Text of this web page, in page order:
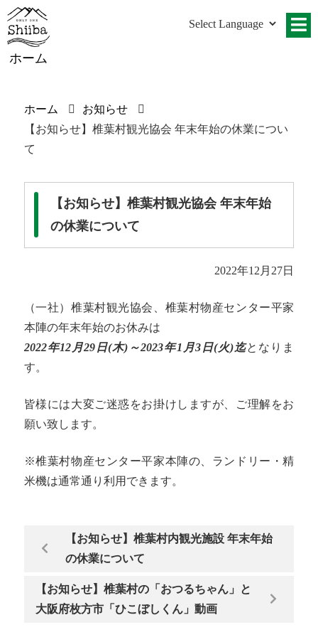
ホーム
ホーム
お知らせ
【お知らせ】椎葉村観光協会 年末年始の休業につい
て
【お知らせ】椎葉村観光協会 年末年始
の休業について
2022年12月27日
（一社）椎葉村観光協会、椎葉村物産センター平家
本陣の年末年始のお休みは
2022年12月29日(木)～2023年1月3日(火)迄となりま
す。
皆様には大変ご迷惑をお掛けしますが、ご理解をお
願い致します。
※椎葉村物産センター平家本陣の、ランドリー・精
米機は通常通り利用できます。
【お知らせ】椎葉村内観光施設 年末年始
の休業について
【お知らせ】椎葉村の「おつるちゃん」と
大阪府枚方市「ひこぼしくん」動画